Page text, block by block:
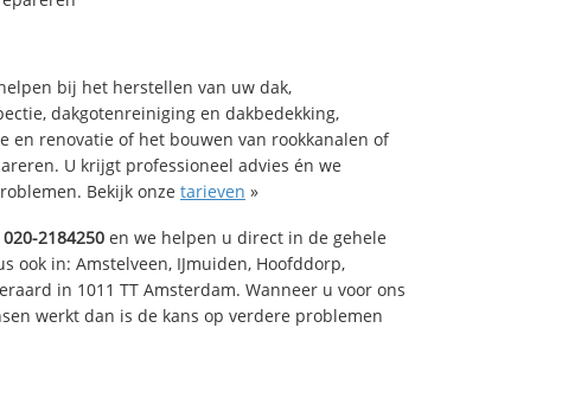
bij het herstellen van uw dak,
dakgotenreiniging en dakbedekking,
en renovatie of het bouwen van rookkanalen of
U krijgt professioneel advies én we
Bekijk onze tarieven »
020-2184250 en we helpen u direct in de gehele
ook in: Amstelveen, IJmuiden, Hoofddorp,
in 1011 TT Amsterdam. Wanneer u voor ons
werkt dan is de kans op verdere problemen